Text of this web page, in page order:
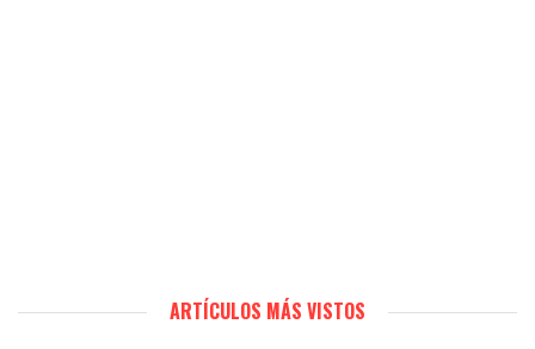
ARTÍCULOS MÁS VISTOS